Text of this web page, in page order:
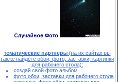
Случайное Фото
тематические партнеры(на их сайтах вы
также найдете обои, фото, заставки, картинки
для рабочего стола):
создай свой фото альбом
фото обои, заставки для рабочего стола